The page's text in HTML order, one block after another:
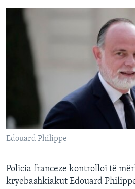
Gjuhët
Edouard Philippe
Policia franceze kontrolloi të
kryebashkiakut Edouard